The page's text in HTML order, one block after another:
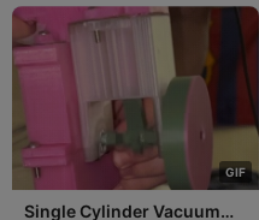
GIF
Single Cylinder Vacuum